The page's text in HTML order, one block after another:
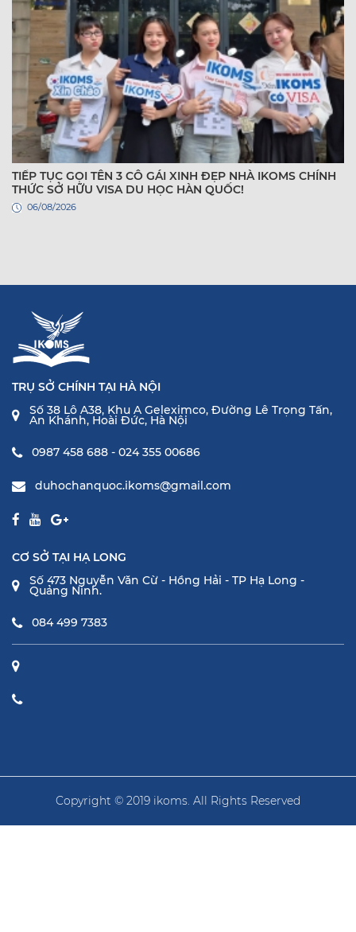
TIẾP TỤC GỌI TÊN 3 CÔ GÁI XINH ĐẸP NHÀ IKOMS CHÍNH
THỨC SỞ HỮU VISA DU HỌC HÀN QUỐC!
06/08/2026
TRỤ SỞ CHÍNH TẠI HÀ NỘI
Số 38 Lô A38, Khu A Geleximco, Đường Lê Trọng Tấn,
An Khánh, Hoài Đức, Hà Nội
0987 458 688 - 024 355 00686
duhochanquoc.ikoms@gmail.com
CƠ SỞ TẠI HẠ LONG
Số 473 Nguyễn Văn Cừ - Hồng Hải - TP Hạ Long -
Quảng Ninh.
084 499 7383
Copyright © 2019 ikoms. All Rights Reserved